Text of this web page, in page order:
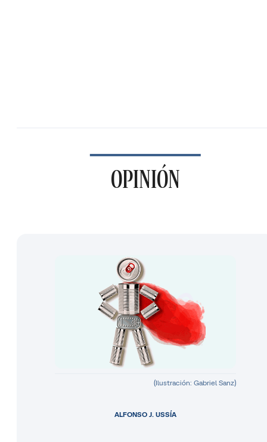
OPINIÓN
(Ilustración: Gabriel Sanz)
ALFONSO J. USSÍA